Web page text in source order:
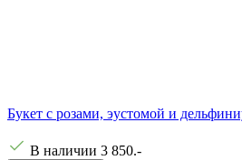
Букет с розами, эустомой и
В наличии 3 850.-